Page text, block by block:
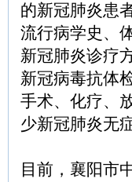
的新冠肺炎患
流行病学史、
新冠肺炎诊疗
新冠病毒抗体
手术、化疗、
少新冠肺炎无
目前，襄阳市